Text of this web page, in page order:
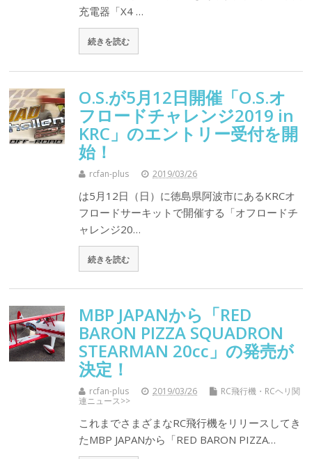
充電器「X4 …
続きを読む
O.S.が5月12日開催「O.S.オ
フロードチャレンジ2019 in
KRC」のエントリー受付を開
始！
rcfan-plus 2019/03/26
は5月12日（日）に徳島県阿波市にあるKRCオ
フロードサーキットで開催する「オフロードチ
ャレンジ20…
続きを読む
MBP JAPANから「RED
BARON PIZZA SQUADRON
STEARMAN 20cc」の発売が
決定！
rcfan-plus 2019/03/26
RC飛行機・RCヘリ関
連ニュース>>
これまでさまざまなRC飛行機をリリースしてき
たMBP JAPANから「RED BARON PIZZA…